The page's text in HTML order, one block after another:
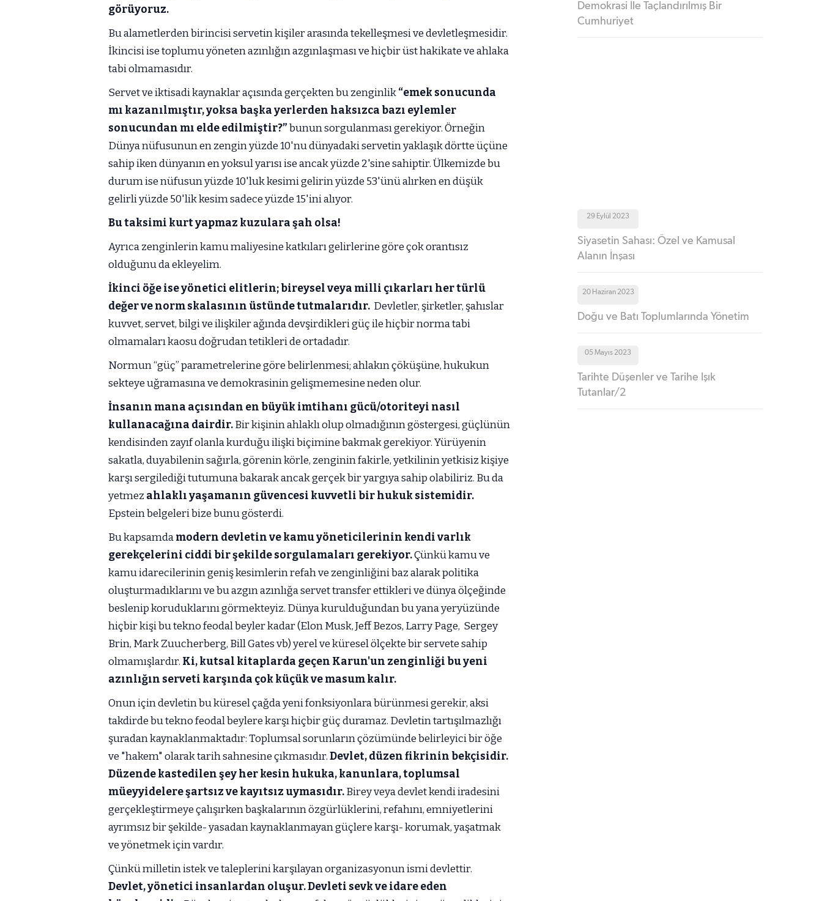
görüyoruz.
Bu alametlerden birincisi servetin kişiler arasında tekelleşmesi ve devletleşmesidir.
İkincisi ise toplumu yöneten azınlığın azgınlaşması ve hiçbir üst hakikate ve ahlaka
tabi olmamasıdır.
Servet ve iktisadi kaynaklar açısında gerçekten bu zenginlik“emek sonucunda
mı kazanılmıştır, yoksa başka yerlerden haksızca bazı eylemler
sonucundan mı elde edilmiştir?”bunun sorgulanması gerekiyor. Örneğin
Dünya nüfusunun en zengin yüzde 10'nu dünyadaki servetin yaklaşık dörtte üçüne
sahip iken dünyanın en yoksul yarısı ise ancak yüzde 2'sine sahiptir. Ülkemizde bu
durum ise nüfusun yüzde 10'luk kesimi gelirin yüzde 53'ünü alırken en düşük
gelirli yüzde 50'lik kesim sadece yüzde 15'ini alıyor.
Bu taksimi kurt yapmaz kuzulara şah olsa!
Ayrıca zenginlerin kamu maliyesine katkıları gelirlerine göre çok orantısız
olduğunu da ekleyelim.
İkinci öğe ise yönetici elitlerin; bireysel veya milli çıkarları her türlü
değer ve norm skalasının üstünde tutmalarıdır. Devletler, şirketler, şahıslar
kuvvet, servet, bilgi ve ilişkiler ağında devşirdikleri güç ile hiçbir norma tabi
olmamaları kaosu doğrudan tetikleri de ortadadır.
Normun “güç” parametrelerine göre belirlenmesi; ahlakın çöküşüne, hukukun
sekteye uğramasına ve demokrasinin gelişmemesine neden olur.
İnsanın mana açısından en büyük imtihanı gücü/otoriteyi nasıl
kullanacağına dairdir.Bir kişinin ahlaklı olup olmadığının göstergesi, güçlünün
kendisinden zayıf olanla kurduğu ilişki biçimine bakmak gerekiyor. Yürüyenin
sakatla, duyabilenin sağırla, görenin körle, zenginin fakirle, yetkilinin yetkisiz kişiye
karşı sergilediği tutumuna bakarak ancak gerçek bir yargıya sahip olabiliriz. Bu da
yetmez ahlaklı yaşamanın güvencesi kuvvetli bir hukuk sistemidir.
Epstein belgeleri bize bunu gösterdi.
Bu kapsamdamodern devletin ve kamu yöneticilerinin kendi varlık
gerekçelerini ciddi bir şekilde sorgulamaları gerekiyor.Çünkü kamu ve
kamu idarecilerinin geniş kesimlerin refah ve zenginliğini baz alarak politika
oluşturmadıklarını ve bu azgın azınlığa servet transfer ettikleri ve dünya ölçeğinde
beslenip koruduklarını görmekteyiz. Dünya kurulduğundan bu yana yeryüzünde
hiçbir kişi bu tekno feodal beyler kadar (Elon Musk, Jeff Bezos, Larry Page, Sergey
Brin, Mark Zuucherberg, Bill Gates vb) yerel ve küresel ölçekte bir servete sahip
olmamışlardır. Ki, kutsal kitaplarda geçen Karun'un zenginliği bu yeni
azınlığın serveti karşında çok küçük ve masum kalır.
Onun için devletin bu küresel çağda yeni fonksiyonlara bürünmesi gerekir, aksi
takdirde bu tekno feodal beylere karşı hiçbir güç duramaz. Devletin tartışılmazlığı
şuradan kaynaklanmaktadır: Toplumsal sorunların çözümünde belirleyici bir öğe
ve "hakem" olarak tarih sahnesine çıkmasıdır.Devlet, düzen fikrinin bekçisidir.
Düzende kastedilen şey her kesin hukuka, kanunlara, toplumsal
müeyyidelere şartsız ve kayıtsız uymasıdır.Birey veya devlet kendi iradesini
gerçekleştirmeye çalışırken başkalarının özgürlüklerini, refahını, emniyetlerini
ayrımsız bir şekilde- yasadan kaynaklanmayan güçlere karşı- korumak, yaşatmak
ve yönetmek için vardır.
Çünkü milletin istek ve taleplerini karşılayan organizasyonun ismi devlettir.
Devlet, yönetici insanlardan oluşur. Devleti sevk ve idare eden
Demokrasi İle Taçlandırılmış Bir
Cumhuriyet
29 Eylül 2023
Siyasetin Sahası: Özel ve Kamusal
Alanın İnşası
20 Haziran 2023
Doğu ve Batı Toplumlarında Yönetim
05 Mayıs 2023
Tarihte Düşenler ve Tarihe Işık
Tutanlar/2